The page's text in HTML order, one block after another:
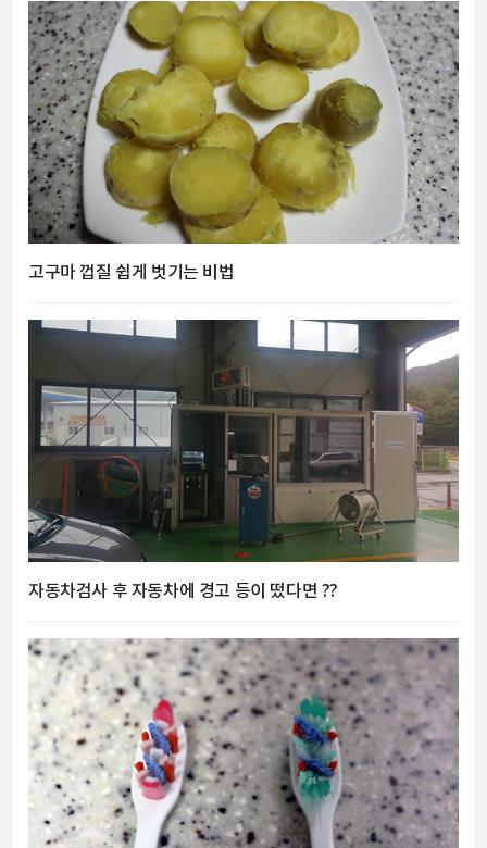
고구마 껍질 쉽게 벗기는 비법
자동차검사 후 자동차에 경고 등이 떴다면 ??